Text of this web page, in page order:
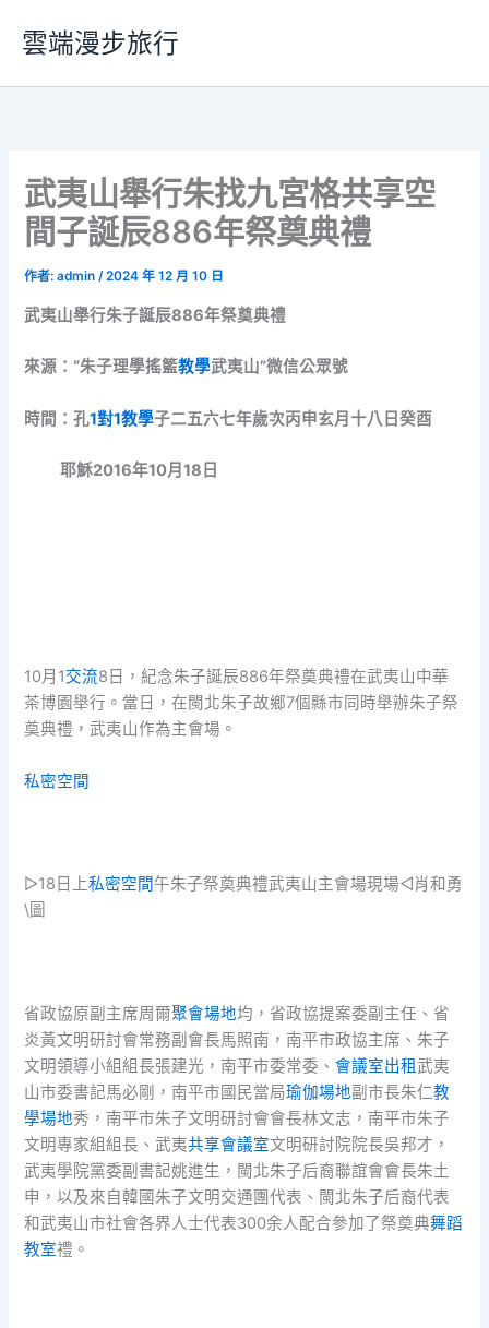
要
雲端漫步旅行
武夷山舉行朱找九宮格共享空
間子誕辰886年祭奠典禮
作者:admin/2024 年 12 月 10 日
武夷山舉行朱子誕辰886年祭奠典禮
來源：“朱子理學搖籃教學武夷山”微信公眾號
時間：孔1對1教學子二五六七年歲次丙申玄月十八日癸酉
耶穌2016年10月18日
10月1交流8日，紀念朱子誕辰886年祭奠典禮在武夷山中華
茶博園舉行。當日，在閩北朱子故鄉7個縣市同時舉辦朱子祭
奠典禮，武夷山作為主會場。
私密空間
▷18日上私密空間午朱子祭奠典禮武夷山主會場現場◁肖和勇
\圖
省政協原副主席周爾聚會場地均，省政協提案委副主任、省
炎黃文明研討會常務副會長馬照南，南平市政協主席、朱子
文明領導小組組長張建光，南平市委常委、會議室出租武夷
山市委書記馬必剛，南平市國民當局瑜伽場地副市長朱仁教
學場地秀，南平市朱子文明研討會會長林文志，南平市朱子
文明專家組組長、武夷共享會議室文明研討院院長吳邦才，
武夷學院黨委副書記姚進生，閩北朱子后裔聯誼會會長朱土
申，以及來自韓國朱子文明交通團代表、閩北朱子后裔代表
和武夷山市社會各界人士代表300余人配合參加了祭奠典舞蹈
教室禮。